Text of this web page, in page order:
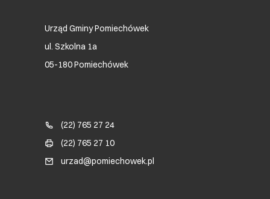
Urząd Gminy Pomiechówek
ul. Szkolna 1a
05-180 Pomiechówek
Blok kontaktowy (Footer)
(22) 765 27 24
(22) 765 27 10
urzad@pomiechowek.pl